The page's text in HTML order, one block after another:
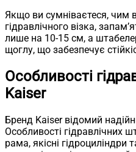
Якщо ви сумніваєтеся, чим
гідравлічного візка,
лише на 10-15 см, а
щоглу, що забезпечує
Особливості
Kaiser
Бренд Kaiser відомий
Особливості гідравлічних
рама, якісні